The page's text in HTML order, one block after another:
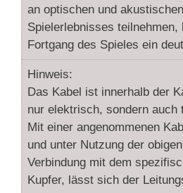
an optischen und
Spielerlebnisses teilnehmen,
Fortgang des Spieles ein
Hinweis:
Das Kabel ist innerhalb der
nur elektrisch, sondern auch
Mit einer angenommenen
und unter Nutzung der
Verbindung mit dem
Kupfer, lässt sich der